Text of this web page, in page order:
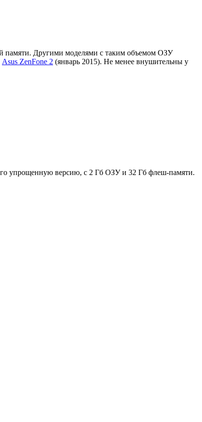
памяти. Другими моделями с таким объемом ОЗУ
Asus ZenFone 2 (январь 2015). Не менее внушительны у
упрощенную версию, с 2 Гб ОЗУ и 32 Гб флеш-памяти.